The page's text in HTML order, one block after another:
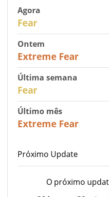
Agora
Fear
Ontem
Extreme Fear
Última semana
Fear
Último mês
Extreme Fear
Próximo Update
O próximo